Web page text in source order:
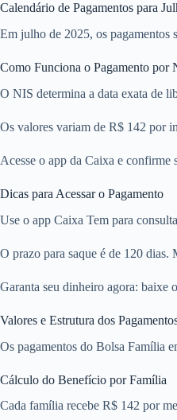
Calendário de Pagamentos para
Em julho de 2025, os pagamentos
Como Funciona o Pagamento por
O NIS determina a data exata de
Os valores variam de R$ 142 por
Acesse o app da Caixa e confirme
Dicas para Acessar o Pagamento
Use o app Caixa Tem para
O prazo para saque é de 120 dias.
Garanta seu dinheiro agora: baixe
Valores e Estrutura dos
Os pagamentos do Bolsa Família
Cálculo do Benefício por Família
Cada família recebe R$ 142 por